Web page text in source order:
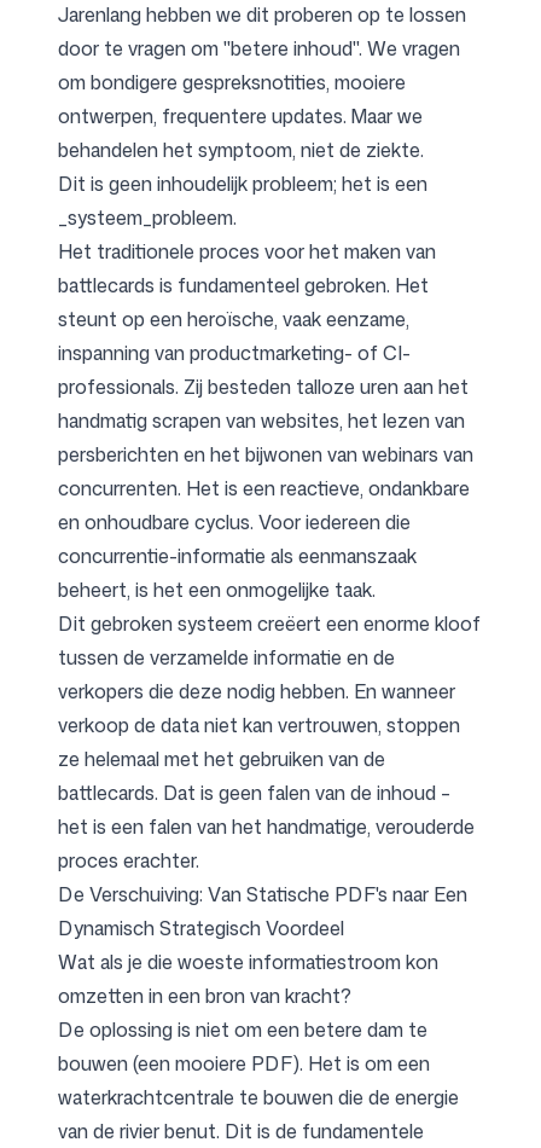
Jarenlang hebben we dit proberen op te lossen
door te vragen om "betere inhoud". We vragen
om bondigere gespreksnotities, mooiere
ontwerpen, frequentere updates. Maar we
behandelen het symptoom, niet de ziekte.
Dit is geen inhoudelijk probleem; het is een
_systeem_probleem.
Het traditionele proces voor het maken van
battlecards is fundamenteel gebroken. Het
steunt op een heroïsche, vaak eenzame,
inspanning van productmarketing- of CI-
professionals. Zij besteden talloze uren aan het
handmatig scrapen van websites, het lezen van
persberichten en het bijwonen van webinars van
concurrenten. Het is een reactieve, ondankbare
en onhoudbare cyclus. Voor iedereen die
concurrentie-informatie als eenmanszaak
beheert, is het een onmogelijke taak.
Dit gebroken systeem creëert een enorme kloof
tussen de verzamelde informatie en de
verkopers die deze nodig hebben. En wanneer
verkoop de data niet kan vertrouwen, stoppen
ze helemaal met het gebruiken van de
battlecards. Dat is geen falen van de inhoud –
het is een falen van het handmatige, verouderde
proces erachter.
De Verschuiving: Van Statische PDF's naar Een
Dynamisch Strategisch Voordeel
Wat als je die woeste informatiestroom kon
omzetten in een bron van kracht?
De oplossing is niet om een betere dam te
bouwen (een mooiere PDF). Het is om een
waterkrachtcentrale te bouwen die de energie
van de rivier benut. Dit is de fundamentele